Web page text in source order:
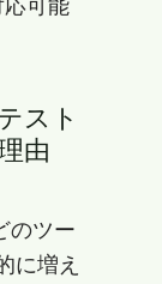
スト
由
のツー
に増え